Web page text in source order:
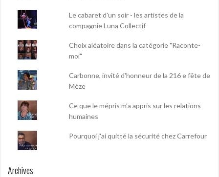
Le cabaret d'un soir - les artistes de la
compagnie Luna Collectif
Choix aléatoire dans la catégorie "Raconte-
moi"
Carbonne, invité d'honneur de la 216 e fête de
Mèze
Ce que le mépris m’a appris sur les relations
humaines
Pourquoi j'ai quitté la sécurité chez Carrefour
Archives